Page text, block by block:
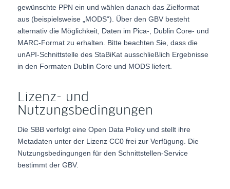
gewünschte PPN ein und wählen danach das Zielformat
aus (beispielsweise „MODS“). Über den GBV besteht
alternativ die Möglichkeit, Daten im Pica-, Dublin Core- und
MARC-Format zu erhalten. Bitte beachten Sie, dass die
unAPI-Schnittstelle des StaBiKat ausschließlich Ergebnisse
in den Formaten Dublin Core und MODS liefert.
Lizenz- und
Nutzungsbedingungen
Die SBB verfolgt eine Open Data Policy und stellt ihre
Metadaten unter der Lizenz CC0 frei zur Verfügung. Die
Nutzungsbedingungen für den Schnittstellen-Service
bestimmt der GBV.